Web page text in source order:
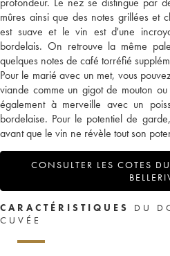
mûres ainsi que des notes grillées et
est suave et le vin est d'une
bordelais. On retrouve la même
quelques notes de café torréfié
Pour le marié avec un met, vous
viande comme un gigot de mouton
également à merveille avec un
bordelaise. Pour le potentiel de
avant que le vin ne révèle tout son
CONSULTER LES COTES
CARACTÉRISTIQUES
DU
CUVÉE